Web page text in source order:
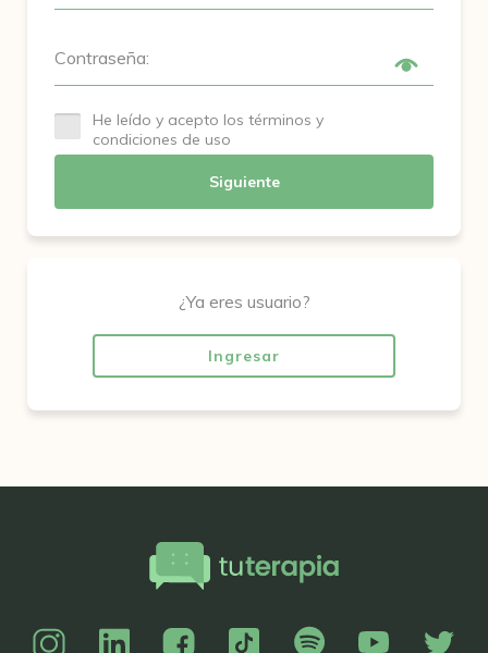
Contraseña:
He leído y acepto los términos y
condiciones de uso
Siguiente
¿Ya eres usuario?
Ingresar